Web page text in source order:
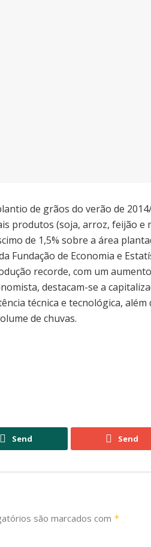
de grãos do verão de
produtos (soja, arroz, feijão e
de 1,5% sobre a área
Fundação de Economia e
recorde, com um
destacam-se a
técnica e tecnológica, além
de chuvas.
Send Send
são marcados com *